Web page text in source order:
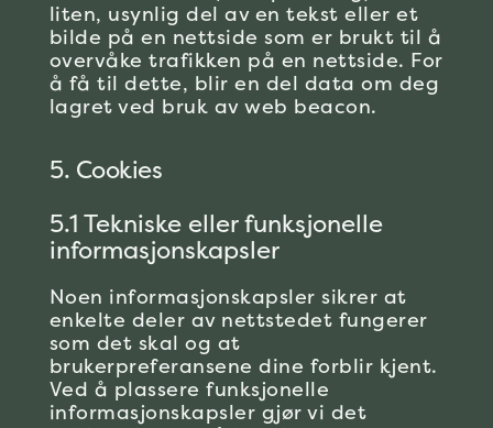
liten, usynlig del av en tekst eller et
bilde på en nettside som er brukt til å
overvåke trafikken på en nettside. For
å få til dette, blir en del data om deg
lagret ved bruk av web beacon.
5. Cookies
5.1 Tekniske eller funksjonelle
informasjonskapsler
Noen informasjonskapsler sikrer at
enkelte deler av nettstedet fungerer
som det skal og at
brukerpreferansene dine forblir kjent.
Ved å plassere funksjonelle
informasjonskapsler gjør vi det